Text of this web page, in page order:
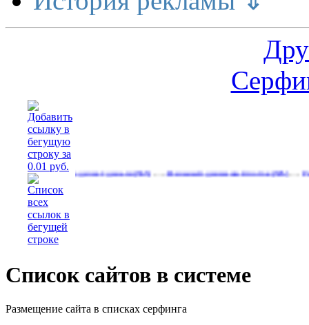
делает деньги(565)…Реальный денежный поток(595)…
Список сайтов в системе
Размещение сайта в списках серфинга